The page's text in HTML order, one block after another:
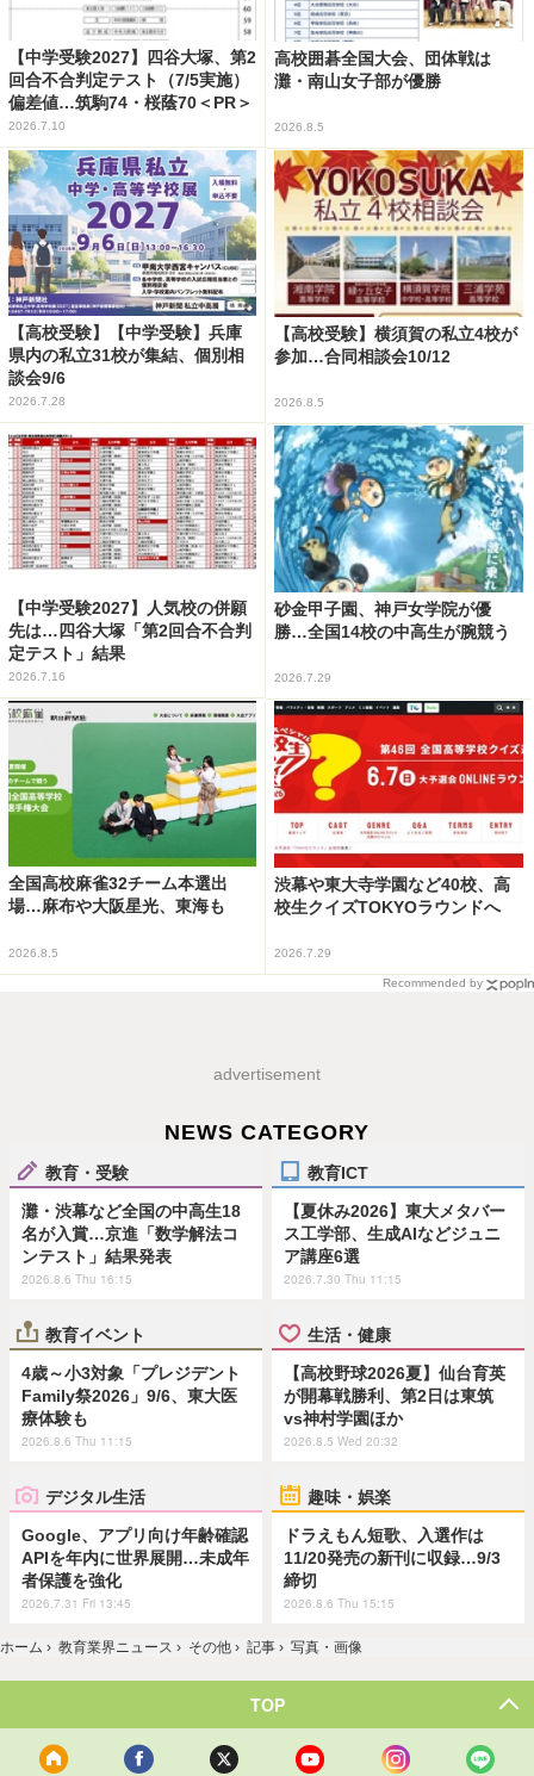
【中学受験2027】四谷大塚、第2
回合不合判定テスト（7/5実施）
偏差値…筑駒74・桜蔭70＜PR＞
2026.7.10
高校囲碁全国大会、団体戦は
灘・南山女子部が優勝
2026.8.5
【高校受験】【中学受験】兵庫
県内の私立31校が集結、個別相
談会9/6
2026.7.28
【高校受験】横須賀の私立4校が
参加…合同相談会10/12
2026.8.5
【中学受験2027】人気校の併願
先は…四谷大塚「第2回合不合判
定テスト」結果
2026.7.16
砂金甲子園、神戸女学院が優
勝…全国14校の中高生が腕競う
2026.7.29
全国高校麻雀32チーム本選出
場…麻布や大阪星光、東海も
2026.8.5
渋幕や東大寺学園など40校、高
校生クイズTOKYOラウンドへ
2026.7.29
Recommended by
advertisement
NEWS CATEGORY
教育・受験
灘・渋幕など全国の中高生18
名が入賞…京進「数学解法コ
ンテスト」結果発表
2026.8.6 Thu 16:15
教育ICT
【夏休み2026】東大メタバー
ス工学部、生成AIなどジュニ
ア講座6選
2026.7.30 Thu 11:15
教育イベント
4歳～小3対象「プレジデント
Family祭2026」9/6、東大医
療体験も
2026.8.6 Thu 11:15
生活・健康
【高校野球2026夏】仙台育英
が開幕戦勝利、第2日は東筑
vs神村学園ほか
2026.8.5 Wed 20:32
デジタル生活
Google、アプリ向け年齢確認
APIを年内に世界展開…未成年
者保護を強化
2026.7.31 Fri 13:45
趣味・娯楽
ドラえもん短歌、入選作は
11/20発売の新刊に収録…9/3
締切
2026.8.6 Thu 15:15
ホーム › 教育業界ニュース › その他 › 記事 › 写真・画像
TOP